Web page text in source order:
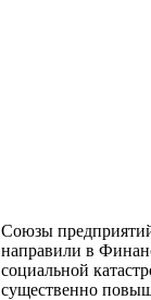
Союзы
направили в
социальной
существенно